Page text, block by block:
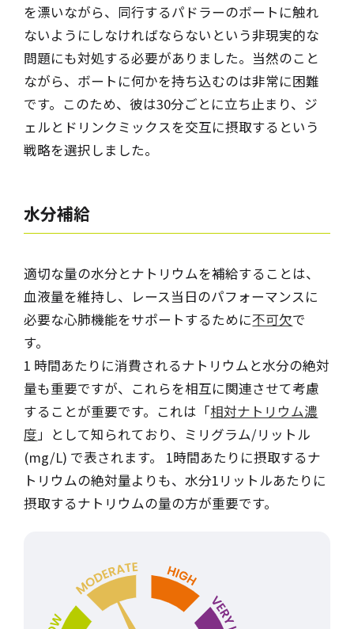
を漂いながら、同行するパドラーのボートに触れ
ないようにしなければならないという非現実的な
問題にも対処する必要がありました。当然のこと
ながら、ボートに何かを持ち込むのは非常に困難
です。このため、彼は30分ごとに立ち止まり、ジ
ェルとドリンクミックスを交互に摂取するという
戦略を選択しました。
水分補給
適切な量の水分とナトリウムを補給することは、
血液量を維持し、レース当日のパフォーマンスに
必要な心肺機能をサポートするために不可欠で
す。
1 時間あたりに消費されるナトリウムと水分の絶対
量も重要ですが、これらを相互に関連させて考慮
することが重要です。これは「相対ナトリウム濃
度」として知られており、ミリグラム/リットル
(mg/L) で表されます。 1時間あたりに摂取するナ
トリウムの絶対量よりも、水分1リットルあたりに
摂取するナトリウムの量の方が重要です。